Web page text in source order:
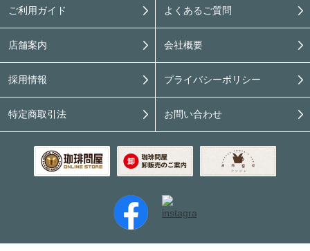
ご利用ガイド よくあるご質問
店舗案内 会社概要
採用情報 プライバシーポリシー
特定商取引法 お問い合わせ